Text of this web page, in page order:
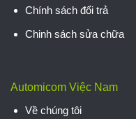
Chính sách đổi trả
Chinh sách sửa chữa
Automicom Việc Nam
Về chúng tôi